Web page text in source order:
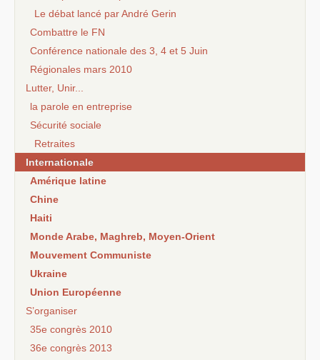
Le débat lancé par André Gerin
Combattre le FN
Conférence nationale des 3, 4 et 5 Juin
Régionales mars 2010
Lutter, Unir...
la parole en entreprise
Sécurité sociale
Retraites
Internationale
Amérique latine
Chine
Haiti
Monde Arabe, Maghreb, Moyen-Orient
Mouvement Communiste
Ukraine
Union Européenne
S’organiser
35e congrès 2010
36e congrès 2013